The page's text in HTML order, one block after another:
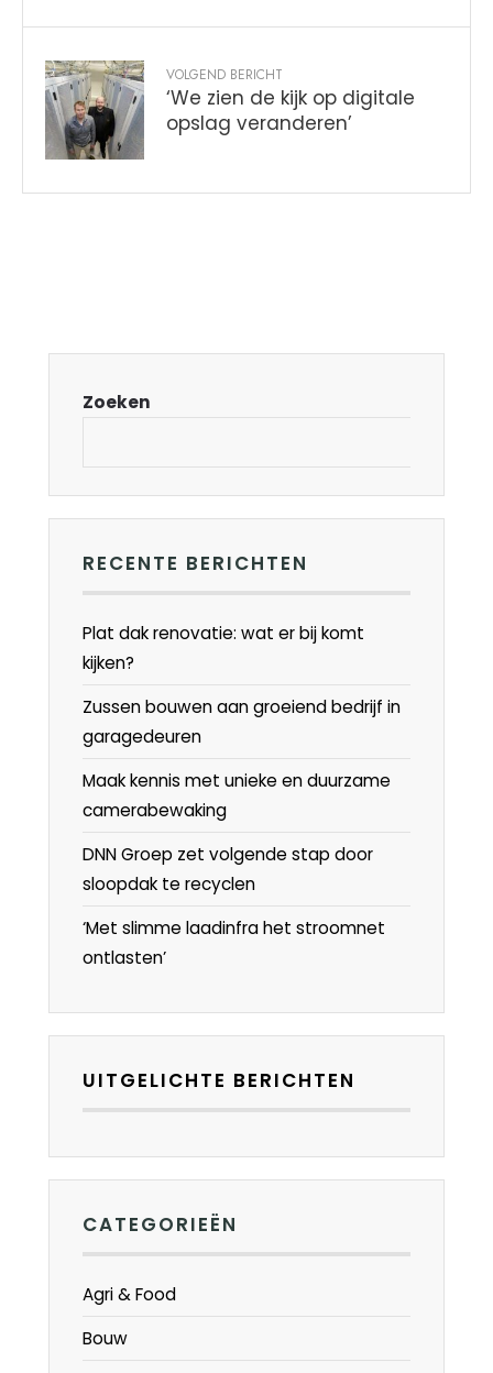
VOLGEND BERICHT
‘We zien de kijk op digitale
opslag veranderen’
Zoeken
RECENTE BERICHTEN
Plat dak renovatie: wat er bij komt
kijken?
Zussen bouwen aan groeiend bedrijf in
garagedeuren
Maak kennis met unieke en duurzame
camerabewaking
DNN Groep zet volgende stap door
sloopdak te recyclen
‘Met slimme laadinfra het stroomnet
ontlasten’
UITGELICHTE BERICHTEN
CATEGORIEËN
Agri & Food
Bouw